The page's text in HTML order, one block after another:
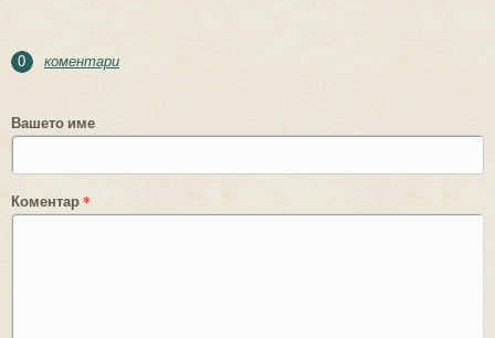
0 коментари
Вашето име
Коментар*